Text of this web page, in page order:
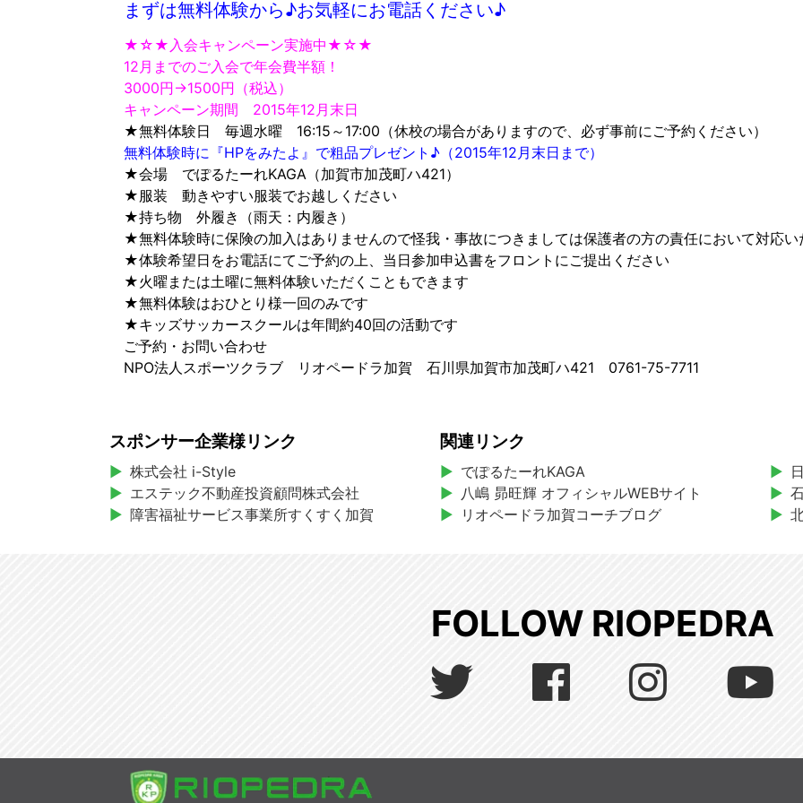
まずは無料体験から♪お気軽にお電話ください♪
★☆★入会キャンペーン実施中★☆★
12月までのご入会で年会費半額！
3000円→1500円（税込）
キャンペーン期間 2015年12月末日
★無料体験日 毎週水曜 16:15～17:00（休校の場合がありますので、必ず事前にご予約ください）
無料体験時に『HPをみたよ』で粗品プレゼント♪（2015年12月末日まで）
★会場 でぽるたーれKAGA（加賀市加茂町ハ421）
★服装 動きやすい服装でお越しください
★持ち物 外履き（雨天：内履き）
★無料体験時に保険の加入はありませんので怪我・事故につきましては保護者の方の責任において対応い
★体験希望日をお電話にてご予約の上、当日参加申込書をフロントにご提出ください
★火曜または土曜に無料体験いただくこともできます
★無料体験はおひとり様一回のみです
★キッズサッカースクールは年間約40回の活動です
ご予約・お問い合わせ
NPO法人スポーツクラブ リオペードラ加賀 石川県加賀市加茂町ハ421 0761-75-7711
スポンサー企業様リンク
株式会社 i-Style
エステック不動産投資顧問株式会社
障害福祉サービス事業所すくすく加賀
関連リンク
でぽるたーれKAGA
八嶋 昴旺輝 オフィシャルWEBサイト
リオペードラ加賀コーチブログ
FOLLOW RIOPEDRA